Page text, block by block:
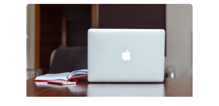
ПОМОГАЮТ
СОЗДАВАТЬ
БЕЗ
СЛОЖНОГО
КОДА